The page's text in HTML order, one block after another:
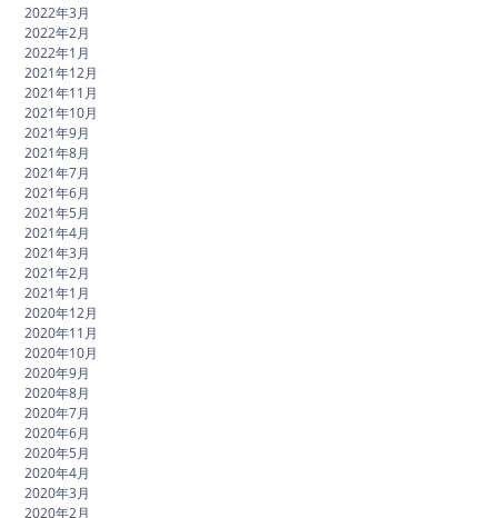
2022年3月
2022年2月
2022年1月
2021年12月
2021年11月
2021年10月
2021年9月
2021年8月
2021年7月
2021年6月
2021年5月
2021年4月
2021年3月
2021年2月
2021年1月
2020年12月
2020年11月
2020年10月
2020年9月
2020年8月
2020年7月
2020年6月
2020年5月
2020年4月
2020年3月
2020年2月